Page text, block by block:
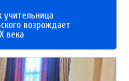
учительница
возрождает
века